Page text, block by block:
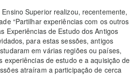
Superior realizou, recentemente,
“Partilhar experiências com os outros
Experiências de Estudo dos Antigos
para estas sessões, antigos
em várias regiões ou países,
experiências de estudo e a aquisição de
atraíram a participação de cerca